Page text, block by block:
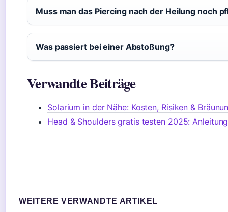
Muss man das Piercing nach der Heilung noch
Was passiert bei einer Abstoßung?
Verwandte Beiträge
Solarium in der Nähe: Kosten, Risiken &
Head & Shoulders gratis testen 2025:
WEITERE VERWANDTE ARTIKEL